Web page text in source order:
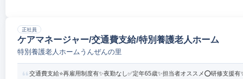
正社員
ケアマネージャー/交通費支給/特別養護老人ホーム
特別養護老人ホームうんぜんの里
交通費支給⭐️再雇用制度有✨夜勤なし✅️定年65歳✨担当者オススメ⭕️研修支援有